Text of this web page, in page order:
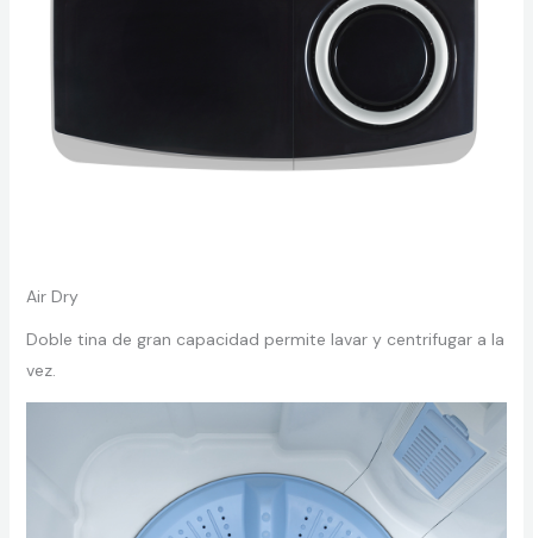
Air Dry
Doble tina de gran capacidad permite lavar y centrifugar a la
vez.